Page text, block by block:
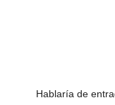
Hablaría de